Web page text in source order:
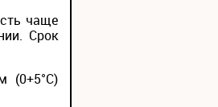
чаще
Срок
(0+5°С)